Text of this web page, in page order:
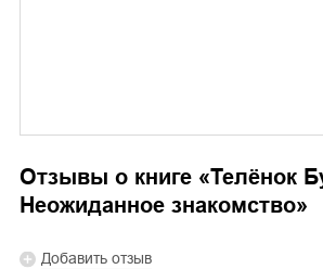
Отзывы о книге «Телёнок
Неожиданное знакомство»
Добавить отзыв